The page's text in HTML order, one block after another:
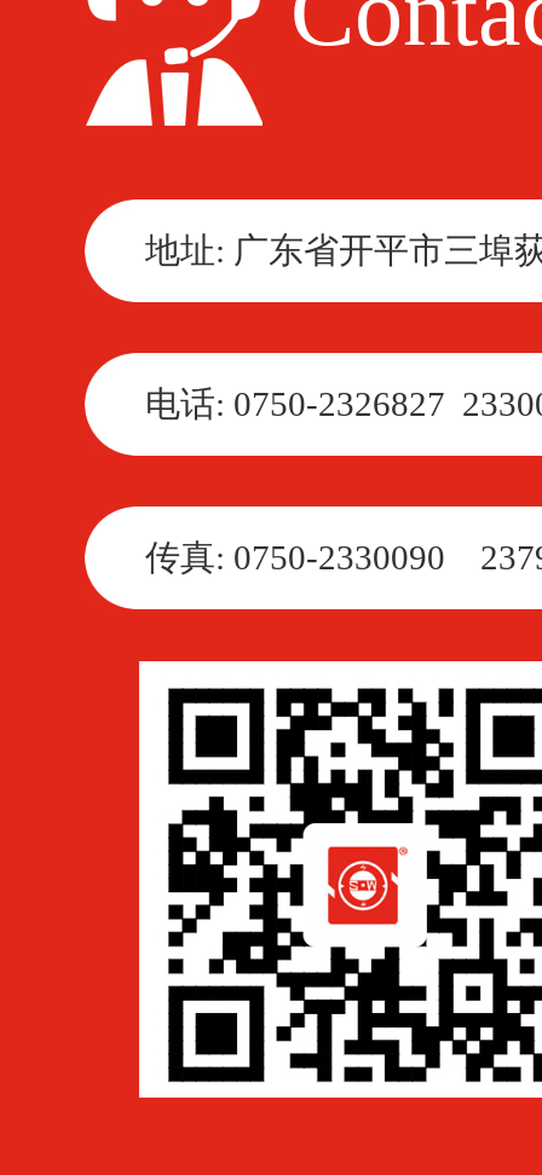
地址: 广东省开平市三埠
电话: 0750-2326827
传真: 0750-2330090